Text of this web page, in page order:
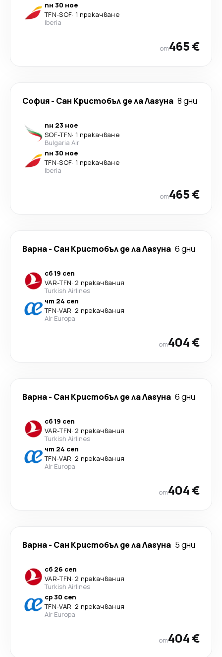
пн 30 ное
TFN-SOF· 1 прекачване
Iberia
от465 €
София- Сан Кристобъл де ла Лагуна 8 дни
пн 23 ное
SOF-TFN· 1 прекачване
Bulgaria Air
пн 30 ное
TFN-SOF· 1 прекачване
Iberia
от465 €
Варна- Сан Кристобъл де ла Лагуна 6 дни
сб 19 сеп
VAR-TFN· 2 прекачвания
Turkish Airlines
чт 24 сеп
TFN-VAR· 2 прекачвания
Air Europa
от404 €
Варна- Сан Кристобъл де ла Лагуна 6 дни
сб 19 сеп
VAR-TFN· 2 прекачвания
Turkish Airlines
чт 24 сеп
TFN-VAR· 2 прекачвания
Air Europa
от404 €
Варна- Сан Кристобъл де ла Лагуна 5 дни
сб 26 сеп
VAR-TFN· 2 прекачвания
Turkish Airlines
ср 30 сеп
TFN-VAR· 2 прекачвания
Air Europa
от404 €